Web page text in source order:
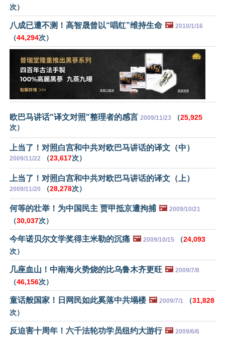
次）
八成已遭不测！高智晟曾以“唱红”维持生命 🖼️ 2010/1/16
（44,294次）
欧巴马讲话"译文对照"整理者的感言 2009/11/23 （25,925
次）
上当了！对照白宫和中共对欧巴马讲话的译文（中）
2009/11/22 （23,617次）
上当了！对照白宫和中共对欧巴马讲话的译文（上）
2009/11/20 （28,278次）
何等的壮举！为中国民主 贾甲抵京遭拘捕 🖼️ 2009/10/21
（30,037次）
今年诺贝尔文学奖得主米勒的沉痛 🖼️ 2009/10/15 （24,093
次）
几座血山！中南海火势烧的比乌鲁木齐更旺 🖼️ 2009/7/8
（46,156次）
童话般国家！日网民如此奚落中共塌楼 🖼️ 2009/7/1 （31,828
次）
反迫害十周年！六千法轮功学员纽约大游行 🖼️ 2009/6/6